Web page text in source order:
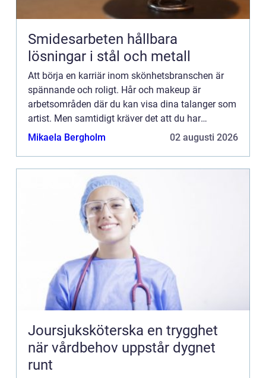
Smidesarbeten hållbara
lösningar i stål och metall
Att börja en karriär inom skönhetsbranschen är
spännande och roligt. Hår och makeup är
arbetsområden där du kan visa dina talanger som
artist. Men samtidigt kräver det att du har
kunskap i hur man h...
Mikaela Bergholm 02 augusti 2026
Joursjuksköterska en trygghet
när vårdbehov uppstår dygnet
runt